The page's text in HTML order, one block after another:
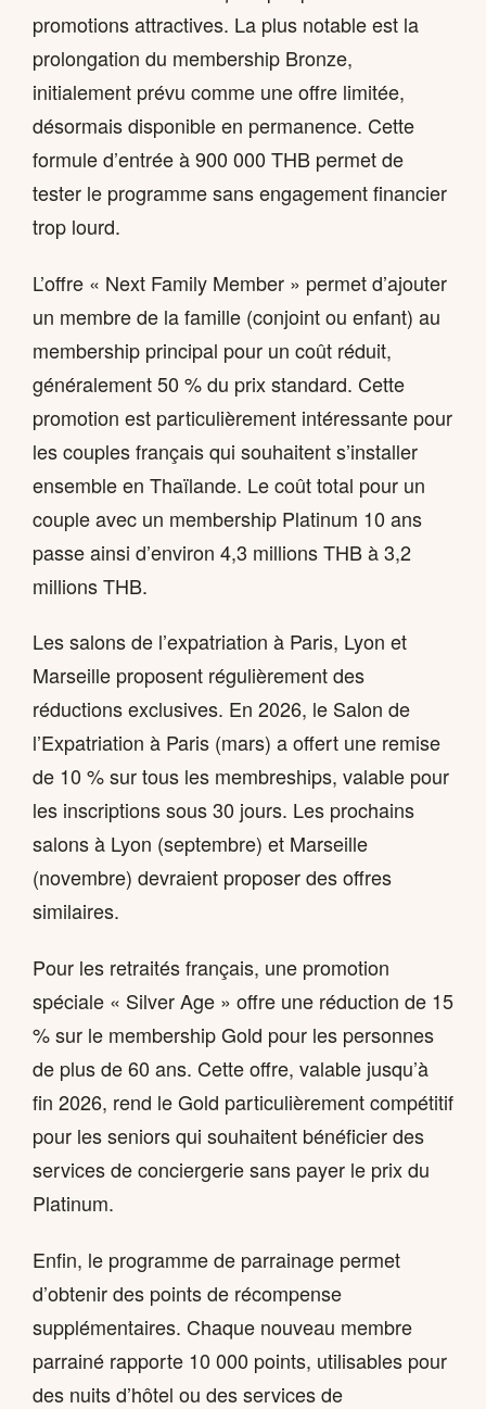
promotions attractives. La plus notable est la
prolongation du membership Bronze,
initialement prévu comme une offre limitée,
désormais disponible en permanence. Cette
formule d’entrée à 900 000 THB permet de
tester le programme sans engagement financier
trop lourd.
L’offre « Next Family Member » permet d’ajouter
un membre de la famille (conjoint ou enfant) au
membership principal pour un coût réduit,
généralement 50 % du prix standard. Cette
promotion est particulièrement intéressante pour
les couples français qui souhaitent s’installer
ensemble en Thaïlande. Le coût total pour un
couple avec un membership Platinum 10 ans
passe ainsi d’environ 4,3 millions THB à 3,2
millions THB.
Les salons de l’expatriation à Paris, Lyon et
Marseille proposent régulièrement des
réductions exclusives. En 2026, le Salon de
l’Expatriation à Paris (mars) a offert une remise
de 10 % sur tous les membreships, valable pour
les inscriptions sous 30 jours. Les prochains
salons à Lyon (septembre) et Marseille
(novembre) devraient proposer des offres
similaires.
Pour les retraités français, une promotion
spéciale « Silver Age » offre une réduction de 15
% sur le membership Gold pour les personnes
de plus de 60 ans. Cette offre, valable jusqu’à
fin 2026, rend le Gold particulièrement compétitif
pour les seniors qui souhaitent bénéficier des
services de conciergerie sans payer le prix du
Platinum.
Enfin, le programme de parrainage permet
d’obtenir des points de récompense
supplémentaires. Chaque nouveau membre
parrainé rapporte 10 000 points, utilisables pour
des nuits d’hôtel ou des services de